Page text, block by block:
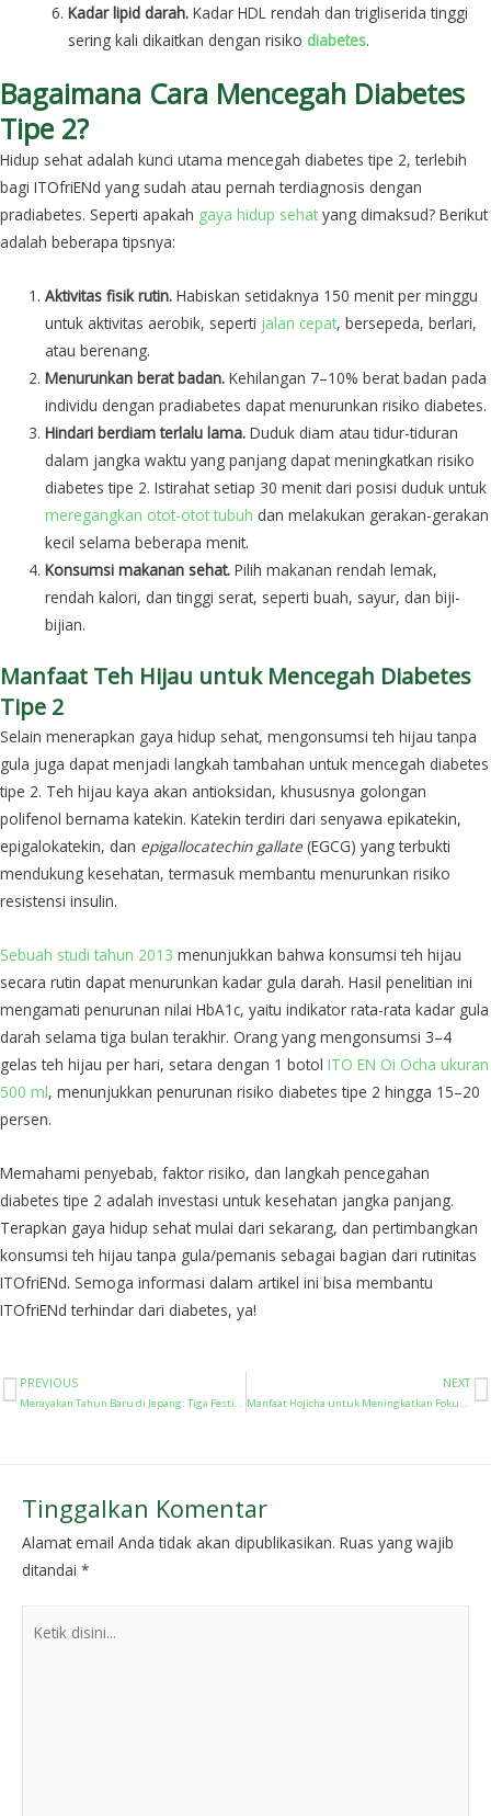
Kadar lipid darah. Kadar HDL rendah dan trigliserida tinggi
sering kali dikaitkan dengan risiko diabetes.
Bagaimana Cara Mencegah Diabetes
Tipe 2?
Hidup sehat adalah kunci utama mencegah diabetes tipe 2, terlebih
bagi ITOfriENd yang sudah atau pernah terdiagnosis dengan
pradiabetes. Seperti apakah gaya hidup sehat yang dimaksud? Berikut
adalah beberapa tipsnya:
Aktivitas fisik rutin.Habiskan setidaknya 150 menit per minggu
untuk aktivitas aerobik, seperti jalan cepat, bersepeda, berlari,
atau berenang.
Menurunkan berat badan.Kehilangan 7–10% berat badan pada
individu dengan pradiabetes dapat menurunkan risiko diabetes.
Hindari berdiam terlalu lama.Duduk diam atau tidur-tiduran
dalam jangka waktu yang panjang dapat meningkatkan risiko
diabetes tipe 2. Istirahat setiap 30 menit dari posisi duduk untuk
meregangkan otot-otot tubuh dan melakukan gerakan-gerakan
kecil selama beberapa menit.
Konsumsi makanan sehat.Pilih makanan rendah lemak,
rendah kalori, dan tinggi serat, seperti buah, sayur, dan biji-
bijian.
Manfaat Teh Hijau untuk Mencegah Diabetes
Tipe 2
Selain menerapkan gaya hidup sehat, mengonsumsi teh hijau tanpa
gula juga dapat menjadi langkah tambahan untuk mencegah diabetes
tipe 2. Teh hijau kaya akan antioksidan, khususnya golongan
polifenol bernama katekin. Katekin terdiri dari senyawa epikatekin,
epigalokatekin, dan epigallocatechin gallate (EGCG) yang terbukti
mendukung kesehatan, termasuk membantu menurunkan risiko
resistensi insulin.
Sebuah studi tahun 2013 menunjukkan bahwa konsumsi teh hijau
secara rutin dapat menurunkan kadar gula darah. Hasil penelitian ini
mengamati penurunan nilai HbA1c, yaitu indikator rata-rata kadar gula
darah selama tiga bulan terakhir. Orang yang mengonsumsi 3–4
gelas teh hijau per hari, setara dengan 1 botol ITO EN Oi Ocha ukuran
500 ml, menunjukkan penurunan risiko diabetes tipe 2 hingga 15–20
persen.
Memahami penyebab, faktor risiko, dan langkah pencegahan
diabetes tipe 2 adalah investasi untuk kesehatan jangka panjang.
Terapkan gaya hidup sehat mulai dari sekarang, dan pertimbangkan
konsumsi teh hijau tanpa gula/pemanis sebagai bagian dari rutinitas
ITOfriENd. Semoga informasi dalam artikel ini bisa membantu
ITOfriENd terhindar dari diabetes, ya!
PREVIOUS
Merayakan Tahun Baru di Jepang: Tiga Festival yang Wajib Kamu Kunjungi
NEXT
Manfaat Hojicha untuk Meningkatkan Fokus dan Mengurangi Kelelahan
Tinggalkan Komentar
Alamat email Anda tidak akan dipublikasikan. Ruas yang wajib
ditandai *